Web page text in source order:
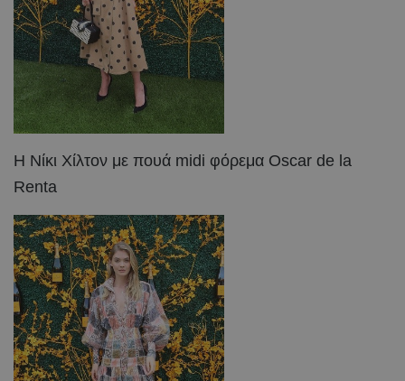
Η Νίκι Χίλτον με πουά midi φόρεμα Oscar de la
Renta